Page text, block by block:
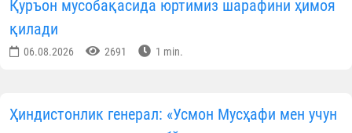
ўтди. Унда диний таълим муассасаларидан
олинган қори ва қорияларга мусобақа
қоидалари, унда иштирок этиш бўйича зарур